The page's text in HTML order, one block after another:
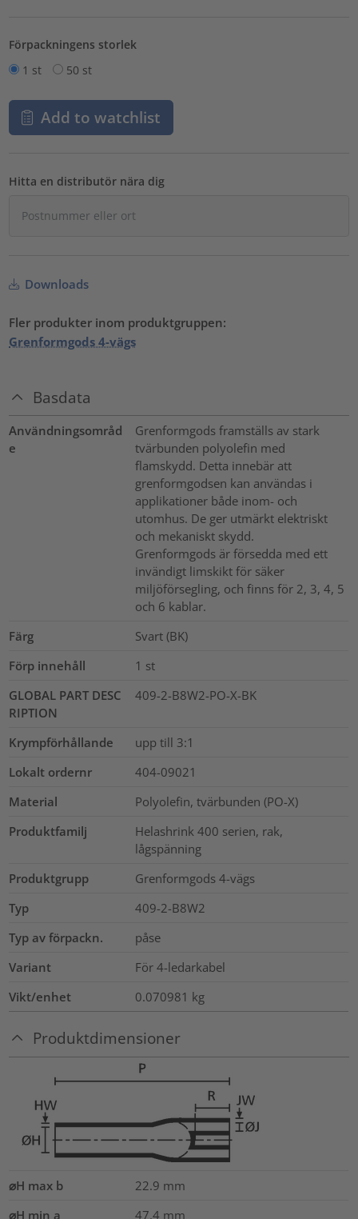
Förpackningens storlek
1 st
50 st
Add to watchlist
Hitta en distributör nära dig
Downloads
Fler produkter inom produktgruppen:
Grenformgods 4-vägs
Basdata
Användningsområd
e
Grenformgods framställs av stark
tvärbunden polyolefin med
flamskydd. Detta innebär att
grenformgodsen kan användas i
applikationer både inom- och
utomhus. De ger utmärkt elektriskt
och mekaniskt skydd.
Grenformgods är försedda med ett
invändigt limskikt för säker
miljöförsegling, och finns för 2, 3, 4, 5
och 6 kablar.
Färg
Svart (BK)
Förp innehåll
1 st
GLOBAL PART DESC
RIPTION
409-2-B8W2-PO-X-BK
Krympförhållande
upp till 3:1
Lokalt ordernr
404-09021
Material
Polyolefin, tvärbunden (PO-X)
Produktfamilj
Helashrink 400 serien, rak,
lågspänning
Produktgrupp
Grenformgods 4-vägs
Typ
409-2-B8W2
Typ av förpackn.
påse
Variant
För 4-ledarkabel
Vikt/enhet
0.070981 kg
Produktdimensioner
⌀H max b 22.9 mm
⌀H min a
47.4 mm